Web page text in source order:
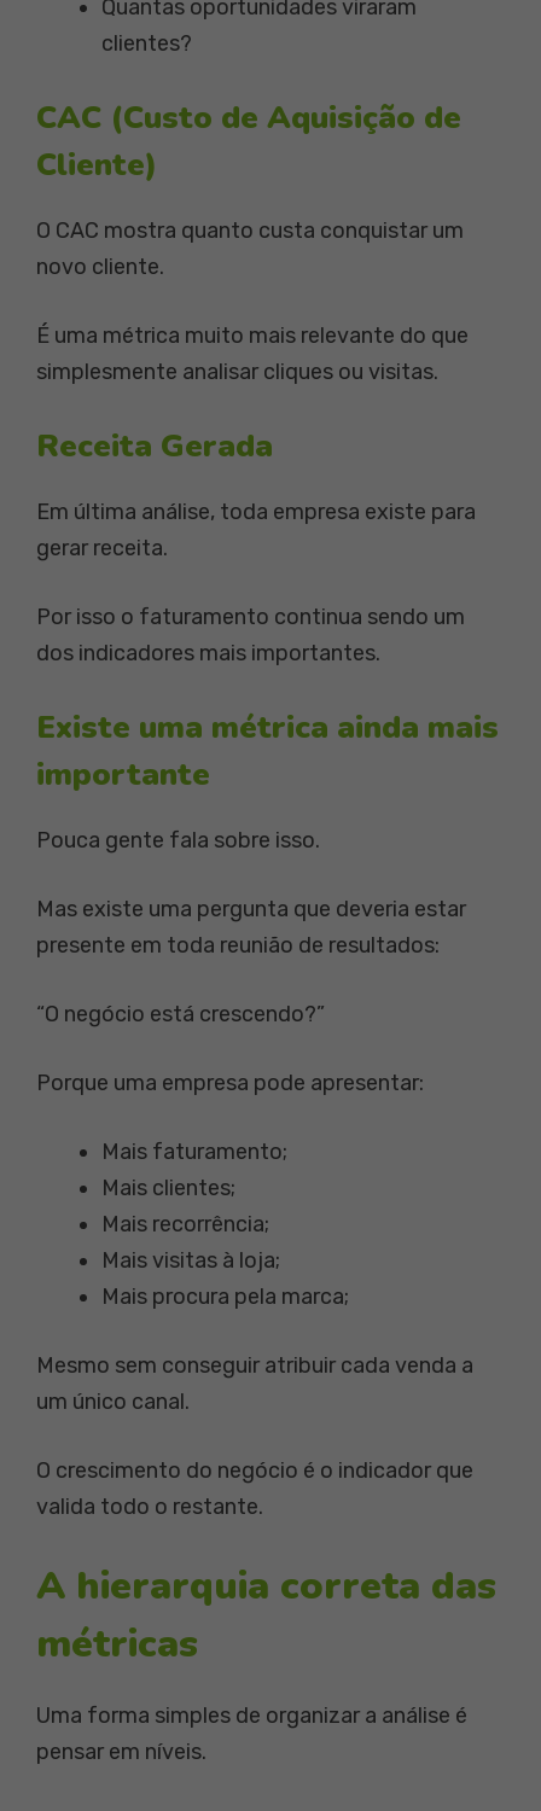
Quantas oportunidades viraram
clientes?
CAC (Custo de Aquisição de
Cliente)
O CAC mostra quanto custa conquistar um
novo cliente.
É uma métrica muito mais relevante do que
simplesmente analisar cliques ou visitas.
Receita Gerada
Em última análise, toda empresa existe para
gerar receita.
Por isso o faturamento continua sendo um
dos indicadores mais importantes.
Existe uma métrica ainda mais
importante
Pouca gente fala sobre isso.
Mas existe uma pergunta que deveria estar
presente em toda reunião de resultados:
“O negócio está crescendo?”
Porque uma empresa pode apresentar:
Mais faturamento;
Mais clientes;
Mais recorrência;
Mais visitas à loja;
Mais procura pela marca;
Mesmo sem conseguir atribuir cada venda a
um único canal.
O crescimento do negócio é o indicador que
valida todo o restante.
A hierarquia correta das
métricas
Uma forma simples de organizar a análise é
pensar em níveis.